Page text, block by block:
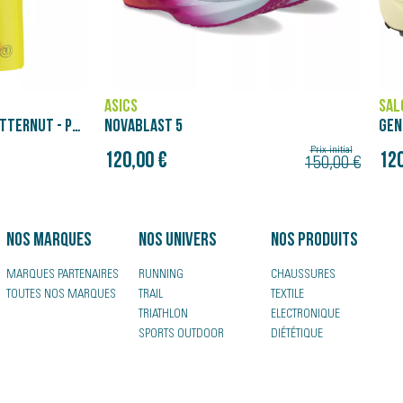
SALOMON
GENESIS
120,00 € Prix initial
150,00 €
Nos marques
MARQUES PARTENAIRES
TOUTES NOS MARQUES
Nos univers
RUNNING
TRAIL
TRIATHLON
SPORTS OUTDOOR
Nos produits
CHAUSSURES
TEXTILE
ELECTRONIQUE
DIÉTÉTIQUE